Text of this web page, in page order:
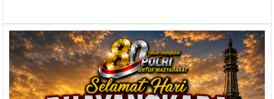
Perkenalkan
Budaya
Bali
pada
World
Water